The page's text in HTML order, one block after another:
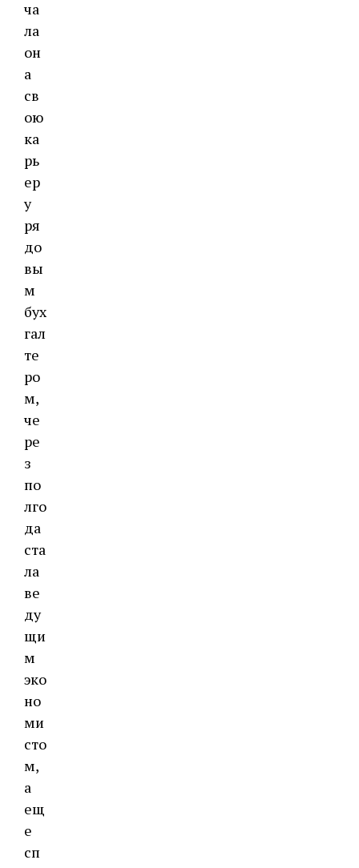
ча
ла
он
а
св
ою
ка
рь
ер
у
ря
до
вы
м
бух
гал
те
ро
м,
че
ре
з
по
лго
да
ста
ла
ве
ду
щи
м
эко
но
ми
сто
м,
а
ещ
е
сп